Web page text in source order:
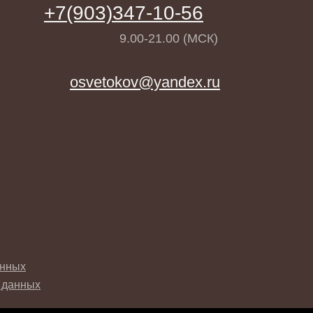
данных
osvetokov@yandex.ru
9.00-21.00 (МСК)
+7(903)347-10-56